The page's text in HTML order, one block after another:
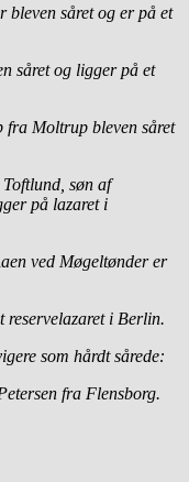
bleven såret og er på et
såret og ligger på et
fra Moltrup bleven såret
søn af
på lazaret i
ved Møgeltønder er
i Berlin.
som hårdt sårede:
fra Flensborg.